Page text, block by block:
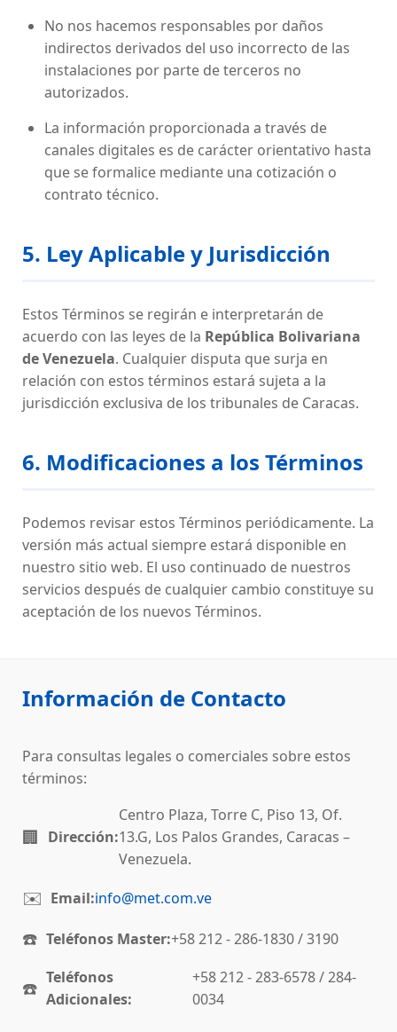
No nos hacemos responsables por daños
indirectos derivados del uso incorrecto de las
instalaciones por parte de terceros no
autorizados.
La información proporcionada a través de
canales digitales es de carácter orientativo hasta
que se formalice mediante una cotización o
contrato técnico.
5. Ley Aplicable y Jurisdicción
Estos Términos se regirán e interpretarán de
acuerdo con las leyes de la República Bolivariana
de Venezuela. Cualquier disputa que surja en
relación con estos términos estará sujeta a la
jurisdicción exclusiva de los tribunales de Caracas.
6. Modificaciones a los Términos
Podemos revisar estos Términos periódicamente. La
versión más actual siempre estará disponible en
nuestro sitio web. El uso continuado de nuestros
servicios después de cualquier cambio constituye su
aceptación de los nuevos Términos.
Información de Contacto
Para consultas legales o comerciales sobre estos
términos:
🏢 Dirección:
Centro Plaza, Torre C, Piso 13, Of.
13.G, Los Palos Grandes, Caracas –
Venezuela.
✉️ Email:info@met.com.ve
☎️ Teléfonos Master:+58 212 - 286-1830 / 3190
☎️ Teléfonos
Adicionales:
+58 212 - 283-6578 / 284-
0034